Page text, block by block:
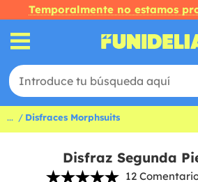
Temporalmente no estamos
... Disfraces Morphsuits
Disfraz Segunda
12